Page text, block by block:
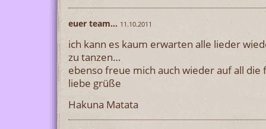
euer team… 11.10.2011
ich kann es kaum erwarten alle lieder
zu tanzen…
ebenso freue mich auch wieder auf all die
liebe grüße
Hakuna Matata